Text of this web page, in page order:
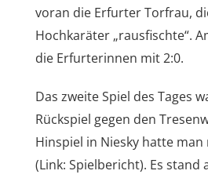
voran die Erfurter Torfrau,
Hochkaräter „rausfischte“.
die Erfurterinnen mit 2:0.
Das zweite Spiel des Tages
Rückspiel gegen den
Hinspiel in Niesky hatte
(Link: Spielbericht). Es stand